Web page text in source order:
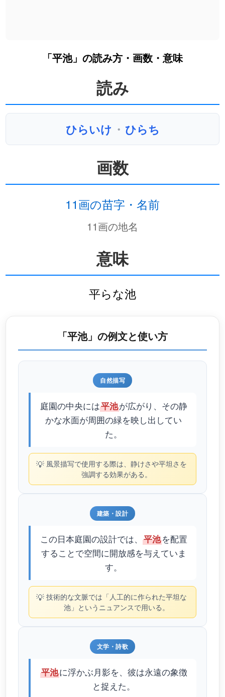
「平池」の読み方・画数・意味
読み
ひらいけ ・ ひらち
画数
11画の苗字・名前
11画の地名
意味
平らな池
「平池」の例文と使い方
自然描写
庭園の中央には平池が広がり、その静
かな水面が周囲の緑を映し出してい
た。
💡 風景描写で使用する際は、静けさや平坦さを
強調する効果がある。
建築・設計
この日本庭園の設計では、 平池を配置
することで空間に開放感を与えていま
す。
💡 技術的な文脈では「人工的に作られた平坦な
池」というニュアンスで用いる。
文学・詩歌
平池に浮かぶ月影を、彼は永遠の象徴
と捉えた。